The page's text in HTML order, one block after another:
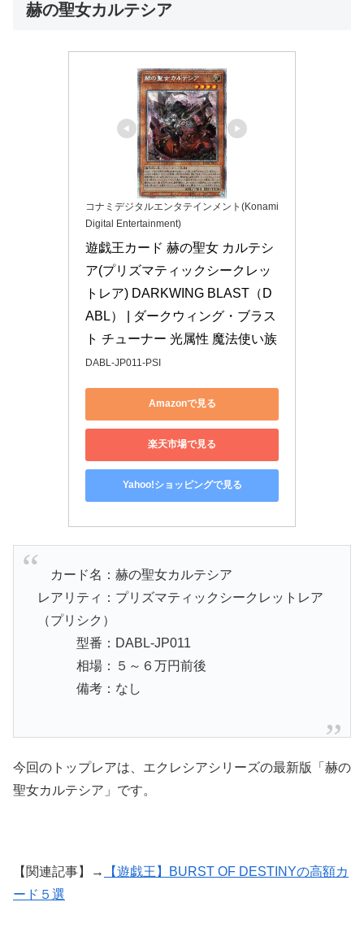
赫の聖女カルテシア
コナミデジタルエンタテインメント(Konami
Digital Entertainment)
遊戯王カード 赫の聖女 カルテシ
ア(プリズマティックシークレッ
トレア) DARKWING BLAST（D
ABL） | ダークウィング・ブラス
ト チューナー 光属性 魔法使い族
DABL-JP011-PSI
Amazonで見る
楽天市場で見る
Yahoo!ショッピングで見る
カード名：赫の聖女カルテシア
レアリティ：プリズマティックシークレットレア
（プリシク）
型番：DABL-JP011
相場：５～６万円前後
備考：なし
今回のトップレアは、エクレシアシリーズの最新版「赫の
聖女カルテシア」です。
【関連記事】→
【遊戯王】BURST OF DESTINYの高額カ
ード５選